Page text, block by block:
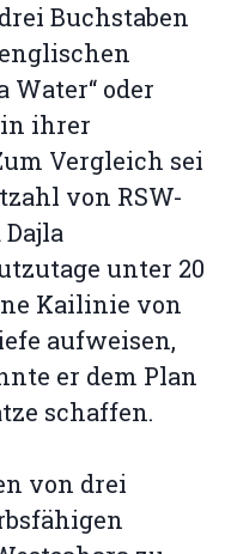
Buchstaben
Water“ oder
in ihrer
Vergleich sei
von RSW-
unter 20
Kailinie von
aufweisen,
er dem Plan
schaffen.
von drei